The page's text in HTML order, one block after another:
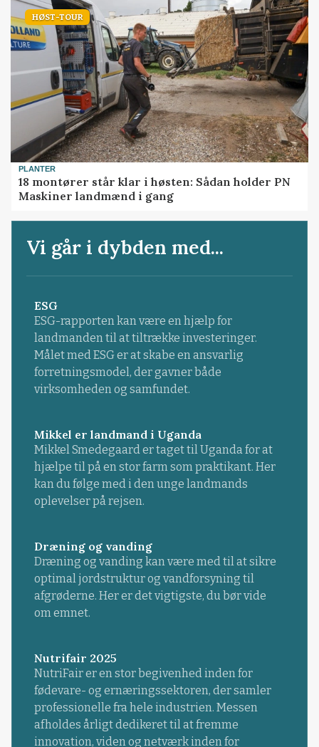
HØST-TOUR
PLANTER
18 montører står klar i høsten: Sådan holder PN
Maskiner landmænd i gang
Vi går i dybden med...
ESG
ESG-rapporten kan være en hjælp for
landmanden til at tiltrække investeringer.
Målet med ESG er at skabe en ansvarlig
forretningsmodel, der gavner både
virksomheden og samfundet.
Mikkel er landmand i Uganda
Mikkel Smedegaard er taget til Uganda for at
hjælpe til på en stor farm som praktikant. Her
kan du følge med i den unge landmands
oplevelser på rejsen.
Dræning og vanding
Dræning og vanding kan være med til at sikre
optimal jordstruktur og vandforsyning til
afgrøderne. Her er det vigtigste, du bør vide
om emnet.
Nutrifair 2025
NutriFair er en stor begivenhed inden for
fødevare- og ernæringssektoren, der samler
professionelle fra hele industrien. Messen
afholdes årligt dedikeret til at fremme
innovation, viden og netværk inden for